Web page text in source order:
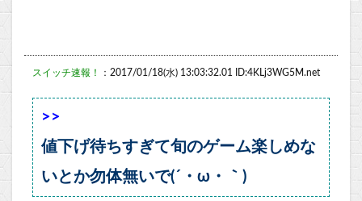
スイッチ速報！ ：2017/01/18(水) 13:03:32.01 ID:4KLj3WG5M.net
>>
値下げ待ちすぎて旬のゲーム楽しめな
いとか勿体無いで(´・ω・｀)